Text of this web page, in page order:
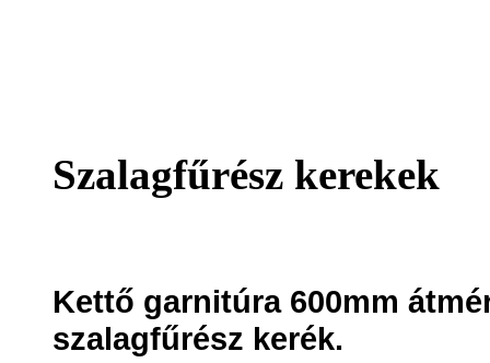
Szalagfűrész kerekek
Kettő garnitúra 600mm
szalagfűrész kerék.